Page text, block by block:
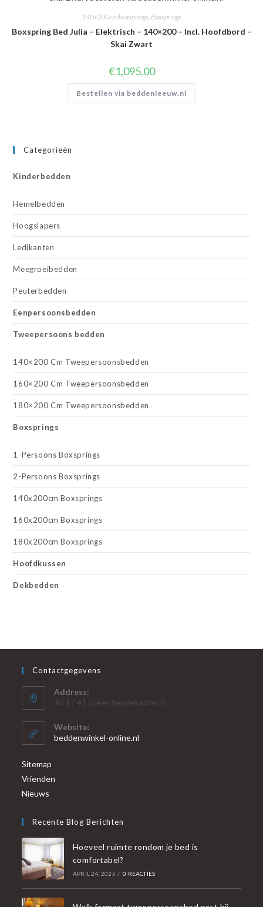
140x200cm boxsprings, Boxsprings
Boxspring Bed Julia – Elektrisch – 140×200 – Incl. Hoofdbord –
Skai Zwart
€1,095.00
Bestellen via beddenleeuw.nl
Categorieën
Kinderbedden
Hemelbedden
Hoogslapers
Ledikanten
Meegroeibedden
Peuterbedden
Eenpersoonsbedden
Tweepersoons bedden
140×200 Cm Tweepersoonsbedden
160×200 Cm Tweepersoonsbedden
180×200 Cm Tweepersoonsbedden
Boxsprings
1-Persoons Boxsprings
2-Persoons Boxsprings
140x200cm Boxsprings
160x200cm Boxsprings
180x200cm Boxsprings
Hoofdkussen
Dekbedden
Contactgegevens
Address:
Jol 17 41 (Geen bezoekadres!)
Website:
beddenwinkel-online.nl
Sitemap
Vrienden
Nieuws
Recente Blog Berichten
Hoeveel ruimte rondom je bed is
comfortabel?
APRIL 24, 2025 / 0 REACTIES